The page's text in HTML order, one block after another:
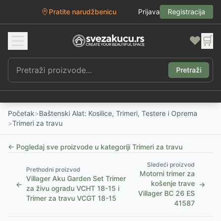
Pratite narudžbenicu Prijava Registracija
❤️ 🛒
Pretraži
Početak>Baštenski Alat: Kosilice, Trimeri, Testere i Oprema
>Trimeri za travu
← Pogledaj sve proizvode u kategoriji Trimeri za travu
←
Prethodni proizvod
Villager Aku Garden Set Trimer
za živu ogradu VCHT 18-15 i
Trimer za travu VCGT 18-15
Sledeći proizvod
Motorni trimer za
košenje trave
Villager BC 26 ES
41587
→